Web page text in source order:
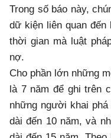
Trong số báo này,
dữ kiện liên quan
thời gian mà luật
nợ.
Cho phần lớn những
là 7 năm để ghi trên
những người khai
dài đến 10 năm, và